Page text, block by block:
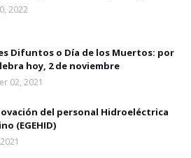
2022
Difuntos o Día de los Muertos: por
hoy, 2 de noviembre
02, 2021
del personal Hidroeléctrica
(EGEHID)